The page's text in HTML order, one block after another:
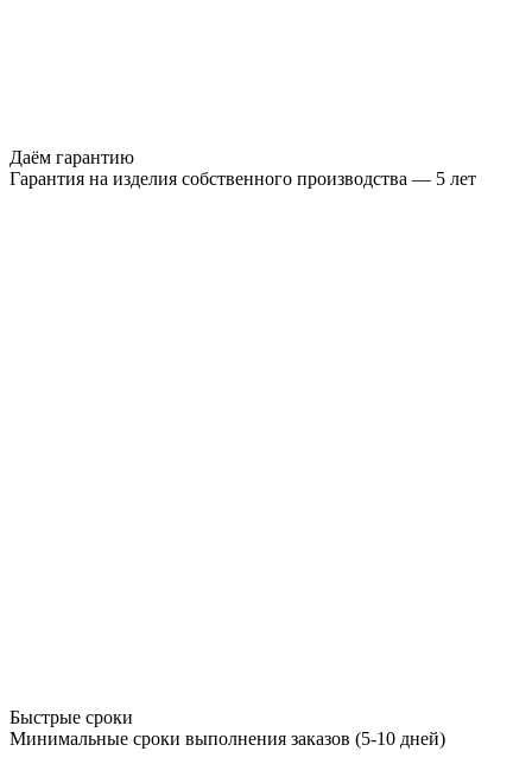
Даём гарантию
Гарантия на изделия собственного производства — 5 лет
Быстрые сроки
Минимальные сроки выполнения заказов (5-10 дней)